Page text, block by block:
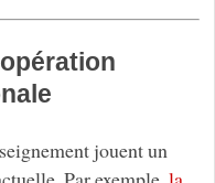
jouent un